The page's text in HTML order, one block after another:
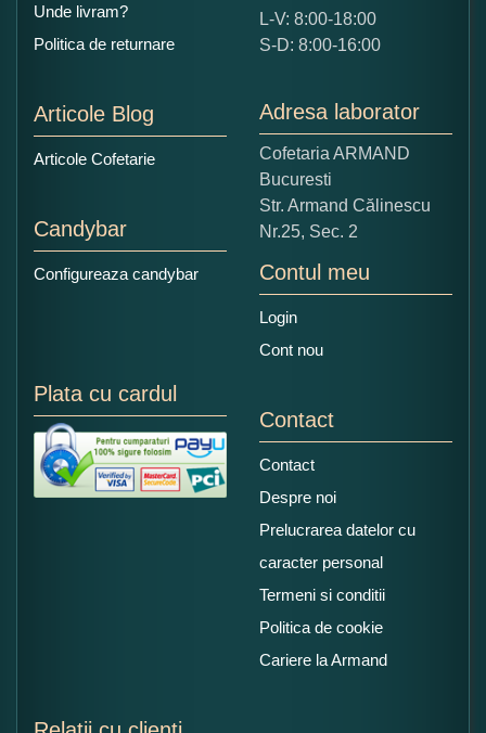
Ce nota acordati acestui produs?
5
Copiati alaturi numarul din imagine:
Unde livram?
Politica de returnare
Articole Blog
Articole Cofetarie
Candybar
Configureaza candybar
L-V: 8:00-18:00
S-D: 8:00-16:00
Adresa laborator
Cofetaria ARMAND
Bucuresti
Str. Armand Călinescu
Nr.25, Sec. 2
Contul meu
Login
Cont nou
Plata cu cardul
Contact
Contact
Despre noi
Prelucrarea datelor cu
caracter personal
Termeni si conditii
Politica de cookie
Cariere la Armand